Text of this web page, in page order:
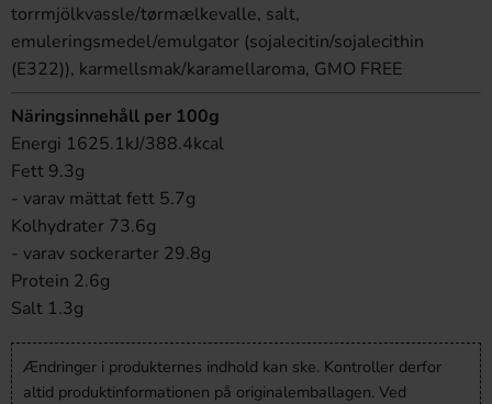
torrmjölkvassle/tørmælkevalle, salt,
emuleringsmedel/emulgator (sojalecitin/sojalecithin
(E322)), karmellsmak/karamellaroma, GMO FREE
Näringsinnehåll per 100g
Energi 1625.1kJ/388.4kcal
Fett 9.3g
- varav mättat fett 5.7g
Kolhydrater 73.6g
- varav sockerarter 29.8g
Protein 2.6g
Salt 1.3g
Ændringer i produkternes indhold kan ske. Kontroller derfor
altid produktinformationen på originalemballagen. Ved